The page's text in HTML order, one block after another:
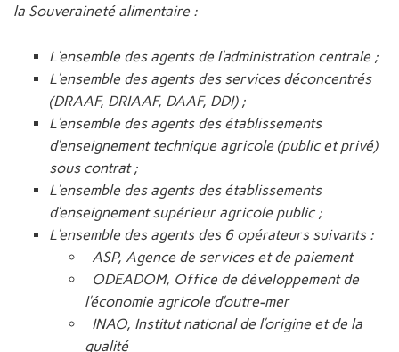
la Souveraineté alimentaire :
L’ensemble des agents de l’administration centrale ;
L’ensemble des agents des services déconcentrés
(DRAAF, DRIAAF, DAAF, DDI) ;
L’ensemble des agents des établissements
d’enseignement technique agricole (public et privé)
sous contrat ;
L’ensemble des agents des établissements
d’enseignement supérieur agricole public ;
L’ensemble des agents des 6 opérateurs suivants :
ASP, Agence de services et de paiement
ODEADOM, Office de développement de
l’économie agricole d’outre-mer
INAO, Institut national de l’origine et de la
qualité